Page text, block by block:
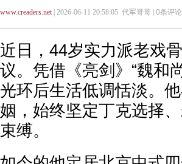
www.creaders.net| 2026-06-11 20:58:05 代军哥哥 | 0条评论 |
近日，44岁实力派老戏
议。凭借《亮剑》“魏和
光环后生活低调恬淡。
姻，始终坚定丁克选择
束缚。